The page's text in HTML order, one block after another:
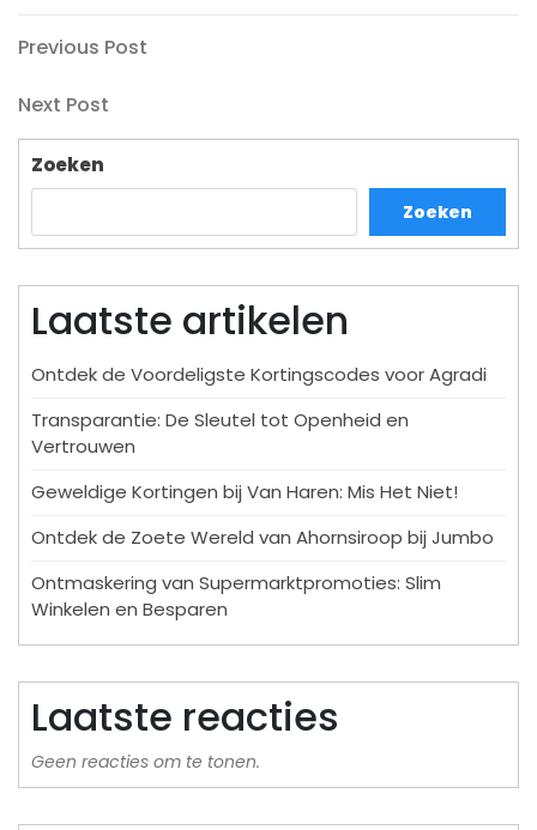
Bericht
navigatie
Previous
Previous Post
Next
Post
Next Post
Zoeken
Zoeken
Laatste artikelen
Ontdek de Voordeligste Kortingscodes voor Agradi
Transparantie: De Sleutel tot Openheid en
Vertrouwen
Geweldige Kortingen bij Van Haren: Mis Het Niet!
Ontdek de Zoete Wereld van Ahornsiroop bij Jumbo
Ontmaskering van Supermarktpromoties: Slim
Winkelen en Besparen
Laatste reacties
Geen reacties om te tonen.